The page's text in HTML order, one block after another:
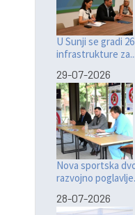
U Sunji se gradi
infrastrukture za...
29-07-2026
Nova sportska
razvojno
28-07-2026